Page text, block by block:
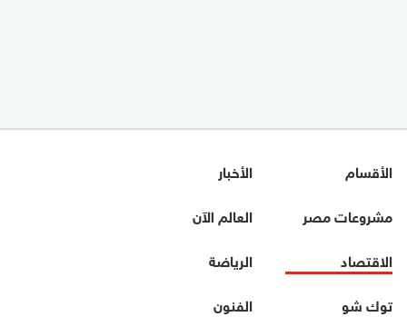
الأقسام
الأخبار
مشروعات مصر
العالم الآن
الاقتصاد
الرياضة
توك شو
الفنون